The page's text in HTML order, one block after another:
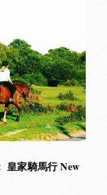
皇家騎馬行 New